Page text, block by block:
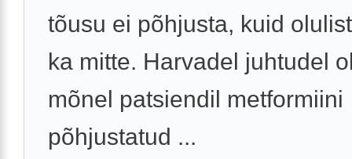
tõusu ei põhjusta, kuid
ka mitte. Harvadel juhtudel
mõnel patsiendil metformiini
põhjustatud ...